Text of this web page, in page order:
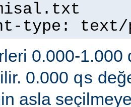
type:
0.000-1.000
0.000 qs
asla